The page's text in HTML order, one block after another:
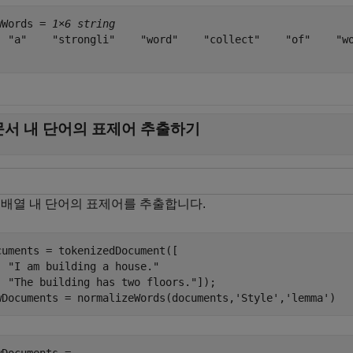
=
1×6 string
"a"    "strongli"    "word"    "collect"    "of"
서 내 단어의 표제어 추출하기
열 내 단어의 표제어를 추출합니다.
= tokenizedDocument([
"I am building a house."
"The building has two floors." ]);
= normalizeWords(documents, 'Style' , 'lemma' )